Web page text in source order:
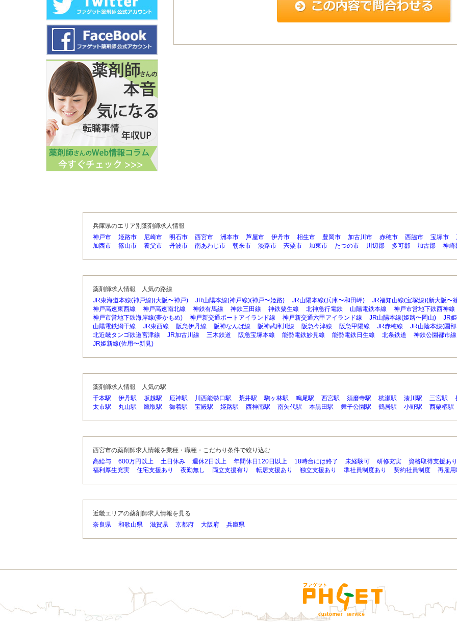
兵庫県のエリア別薬剤師求人情報
神戸市
姫路市 尼崎市 明石市 西宮市 洲本市 芦屋市 伊丹市 相生市 豊岡市 加古川市 赤穂市 西脇市 宝塚市
加西市
篠山市 養父市 丹波市 南あわじ市 朝来市 淡路市 宍粟市 加東市 たつの市 川辺郡 多可郡 加古郡 神崎
薬剤師求人情報 人気の路線
JR東海道本線(神戸線)(大阪〜神戸)
JR山陽本線(神戸線)(神戸〜姫路) JR山陽本線(兵庫〜和田岬)
JR福知山線(宝塚線)(新大阪〜
神戸高速東西線
神戸高速南北線 神鉄有馬線 神鉄三田線 神鉄粟生線 北神急行電鉄 山陽電鉄本線
神戸市営地下鉄西神線
神戸市営地下鉄海岸線(夢かもめ)
神戸新交通ポートアイランド線 神戸新交通六甲アイランド線 JR山陽本線(姫路〜岡山)
JR
山陽電鉄網干線
JR東西線 阪急伊丹線 阪神なんば線 阪神武庫川線 阪急今津線 阪急甲陽線 JR赤穂線
JR山陰本線(園
北近畿タンゴ鉄道宮津線
JR加古川線 三木鉄道 阪急宝塚本線 能勢電鉄妙見線 能勢電鉄日生線 北条鉄道
神鉄公園都市線
JR姫新線(佐用〜新見)
薬剤師求人情報 人気の駅
千本駅
伊丹駅 坂越駅 厄神駅 川西能勢口駅 荒井駅 駒ヶ林駅 鳴尾駅 西宮駅 須磨寺駅 杭瀬駅 湊川駅 三宮駅
太市駅
丸山駅 鷹取駅 御着駅 宝殿駅 姫路駅 西神南駅 南矢代駅 本黒田駅 舞子公園駅 鶴居駅 小野駅 西栗栖駅
西宮市の薬剤師求人情報を業種・職種・こだわり条件で絞り込む
高給与
600万円以上 土日休み 週休2日以上 年間休日120日以上 18時台には終了 未経験可 研修充実
資格取得支援あり
福利厚生充実
住宅支援あり 夜勤無し 両立支援有り 転居支援あり 独立支援あり 準社員制度あり 契約社員制度 再雇
近畿エリアの薬剤師求人情報を見る
奈良県
和歌山県 滋賀県 京都府 大阪府 兵庫県